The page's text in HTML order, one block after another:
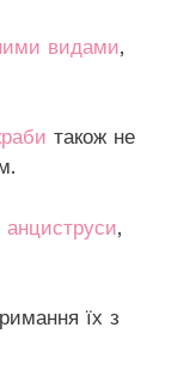
видами,
також не
анциструси,
їх з